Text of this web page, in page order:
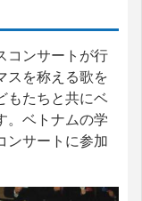
コンサートが行
スを称える歌を
もたちと共にベ
。ベトナムの学
ンサートに参加